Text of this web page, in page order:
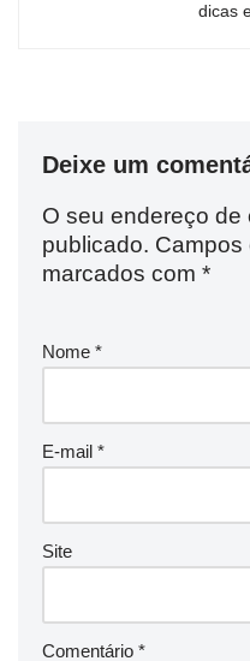
dicas
Deixe um
O seu endereço de
publicado. Campos
marcados com *
Nome *
E-mail *
Site
Comentário *